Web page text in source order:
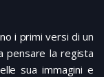
i primi versi di un
pensare la regista
sua immagini e